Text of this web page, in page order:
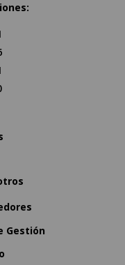
Gestión